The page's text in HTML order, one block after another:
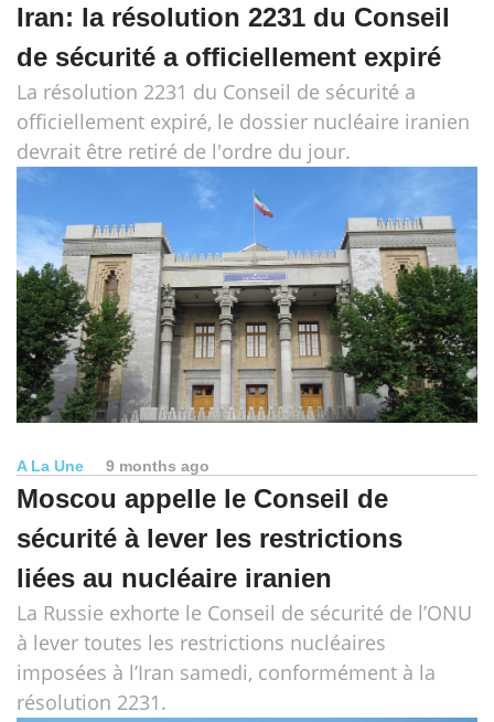
Iran: la résolution 2231 du Conseil
de sécurité a officiellement expiré
La résolution 2231 du Conseil de sécurité a
officiellement expiré, le dossier nucléaire iranien
devrait être retiré de l'ordre du jour.
A La Une 9 months ago
Moscou appelle le Conseil de
sécurité à lever les restrictions
liées au nucléaire iranien
La Russie exhorte le Conseil de sécurité de l’ONU
à lever toutes les restrictions nucléaires
imposées à l’Iran samedi, conformément à la
résolution 2231.